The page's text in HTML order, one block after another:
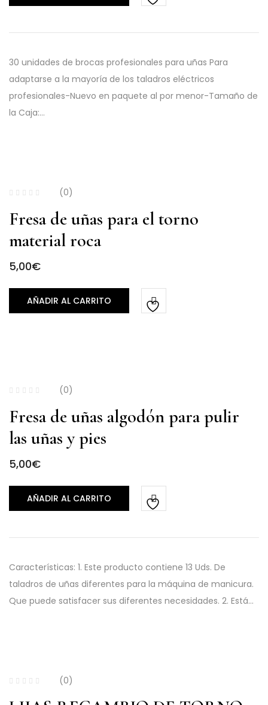
30 unidades de brocas profesionales para uñas Para
adaptarse a la mayoría de los taladros eléctricos
profesionales-Nuevo en paquete al por menor-Tamaño de
la Caja:…
(0)
Fresa de uñas para el torno
material roca
5,00€
AÑADIR AL CARRITO
(0)
Fresa de uñas algodón para pulir
las uñas y pies
5,00€
AÑADIR AL CARRITO
Características: 1. Este producto contiene 13 Uds. De
taladros de uñas diferentes para la máquina de manicura.
Que puede satisfacer sus diferentes necesidades. 2. Está…
(0)